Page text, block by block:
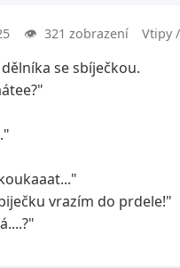
👁️ 321 zobrazení Vtipy
se sbíječkou.
vrazím do prdele!"